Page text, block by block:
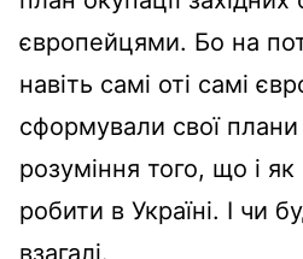
європейцями. Бо на
навіть самі оті самі
сформували свої плани
розуміння того, що і
робити в Україні. І чи
взагалі.